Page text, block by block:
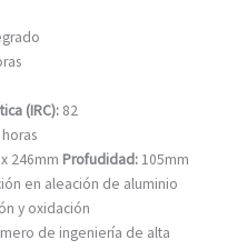
(IRC): 82
246mm Profudidad: 105mm
en aleación de aluminio
y oxidación
de ingeniería de alta